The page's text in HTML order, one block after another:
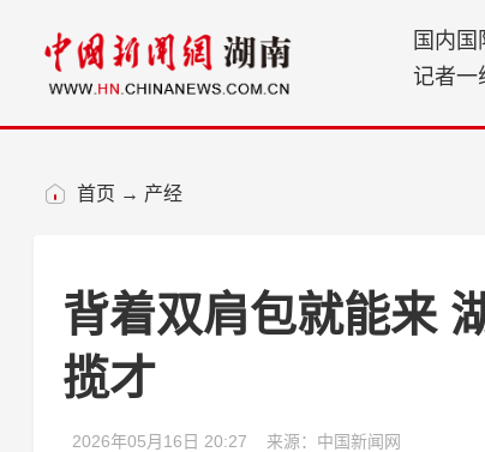
国内国
记者一
首页 → 产经
背着双肩包就能来
揽才
2026年05月16日 20:27 来源：中国新闻网